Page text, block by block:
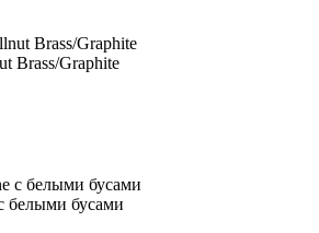
Brass/Graphite
белыми бусами